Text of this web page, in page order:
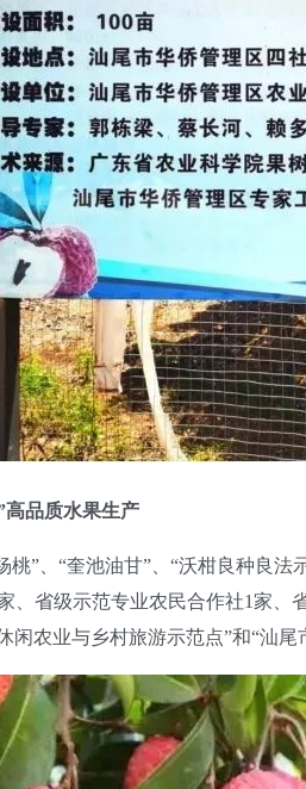
高品质水果生产
桃”、“奎池油甘”、“沃柑良种良
、省级示范专业农民合作社1家
闲农业与乡村旅游示范点”和“汕